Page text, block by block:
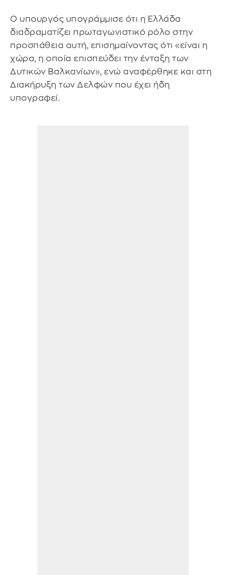
Ο υπουργός υπογράμμισε ότι η Ελλάδα
διαδραματίζει πρωταγωνιστικό ρόλο στην
προσπάθεια αυτή, επισημαίνοντας ότι «είναι η
χώρα, η οποία επισπεύδει την ένταξη των
Δυτικών Βαλκανίων», ενώ αναφέρθηκε και στη
Διακήρυξη των Δελφών που έχει ήδη
υπογραφεί.